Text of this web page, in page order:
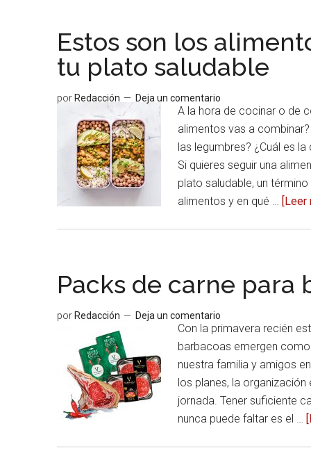
Estos son los
tu plato saludable
por Redacción Deja un comentario
A la hora de cocinar o de
alimentos vas a
las legumbres? ¿Cuál es
Si quieres seguir una
plato saludable, un
alimentos y en qué … [Leer
Packs de carne para
por Redacción Deja un comentario
Con la primavera recién
barbacoas emergen
nuestra familia y amigos
los planes, la
jornada. Tener suficiente
nunca puede faltar es el …